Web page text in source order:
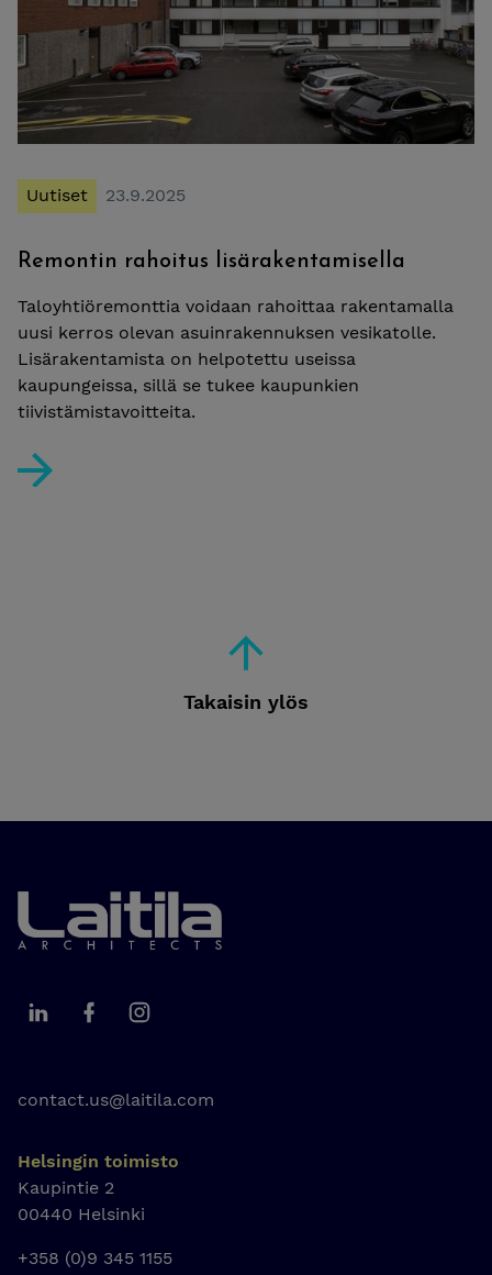
Uutiset 23.9.2025
Remontin rahoitus lisärakentamisella
Taloyhtiöremonttia voidaan rahoittaa rakentamalla
uusi kerros olevan asuinrakennuksen vesikatolle.
Lisärakentamista on helpotettu useissa
kaupungeissa, sillä se tukee kaupunkien
tiivistämistavoitteita.
Takaisin ylös
Laitila Arkkitehdit
Laitila Arkkitehdit LinkedIn
Laitila Arkkitehdit Facebook
Laitila Arkkitehdit Instagram
contact.us@laitila.com
Helsingin toimisto
Kaupintie 2
00440 Helsinki
+358 (0)9 345 1155